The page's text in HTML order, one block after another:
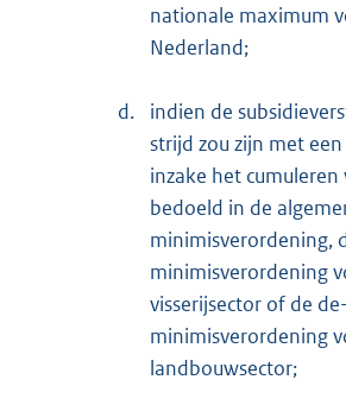
nationale maximum
Nederland;
d.
indien de
strijd zou zijn met
inzake het cumuleren
bedoeld in de
minimisverordening,
minimisverordening
visserijsector of de de-
minimisverordening
landbouwsector;